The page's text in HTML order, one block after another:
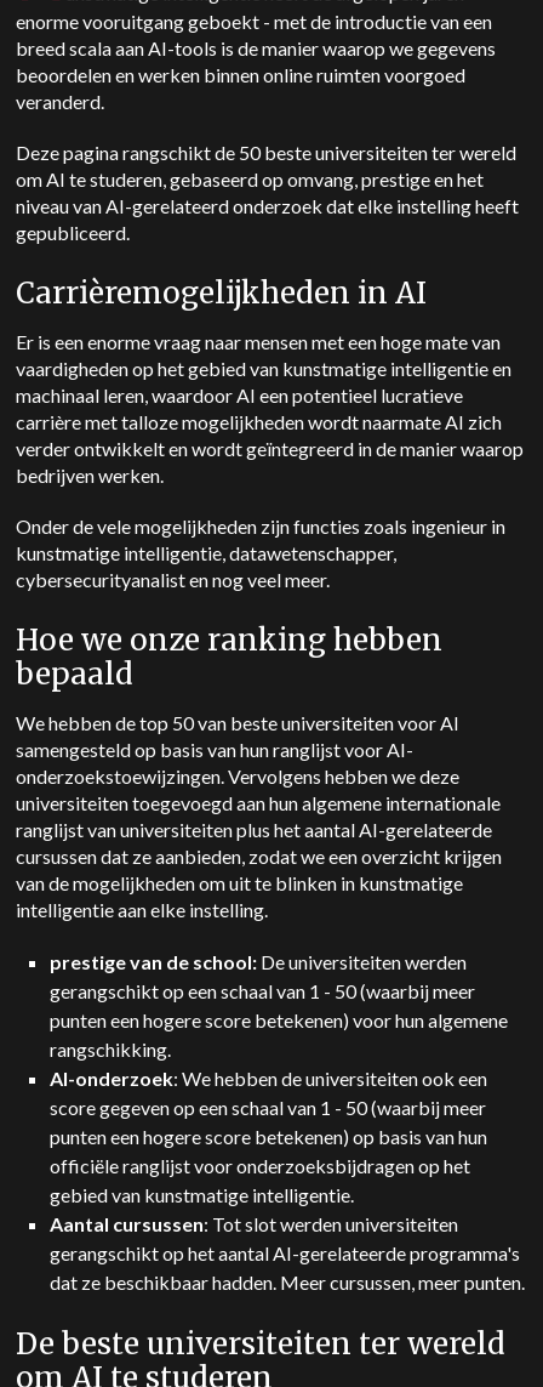
enorme vooruitgang geboekt - met de introductie van een
breed scala aan AI-tools is de manier waarop we gegevens
beoordelen en werken binnen online ruimten voorgoed
veranderd.
Deze pagina rangschikt de 50 beste universiteiten ter wereld
om AI te studeren, gebaseerd op omvang, prestige en het
niveau van AI-gerelateerd onderzoek dat elke instelling heeft
gepubliceerd.
Carrièremogelijkheden in AI
Er is een enorme vraag naar mensen met een hoge mate van
vaardigheden op het gebied van kunstmatige intelligentie en
machinaal leren, waardoor AI een potentieel lucratieve
carrière met talloze mogelijkheden wordt naarmate AI zich
verder ontwikkelt en wordt geïntegreerd in de manier waarop
bedrijven werken.
Onder de vele mogelijkheden zijn functies zoals ingenieur in
kunstmatige intelligentie, datawetenschapper,
cybersecurityanalist en nog veel meer.
Hoe we onze ranking hebben
bepaald
We hebben de top 50 van beste universiteiten voor AI
samengesteld op basis van hun ranglijst voor AI-
onderzoekstoewijzingen. Vervolgens hebben we deze
universiteiten toegevoegd aan hun algemene internationale
ranglijst van universiteiten plus het aantal AI-gerelateerde
cursussen dat ze aanbieden, zodat we een overzicht krijgen
van de mogelijkheden om uit te blinken in kunstmatige
intelligentie aan elke instelling.
prestige van de school: De universiteiten werden
gerangschikt op een schaal van 1 - 50 (waarbij meer
punten een hogere score betekenen) voor hun algemene
rangschikking.
AI-onderzoek: We hebben de universiteiten ook een
score gegeven op een schaal van 1 - 50 (waarbij meer
punten een hogere score betekenen) op basis van hun
officiële ranglijst voor onderzoeksbijdragen op het
gebied van kunstmatige intelligentie.
Aantal cursussen: Tot slot werden universiteiten
gerangschikt op het aantal AI-gerelateerde programma's
dat ze beschikbaar hadden. Meer cursussen, meer punten.
De beste universiteiten ter wereld
om AI te studeren